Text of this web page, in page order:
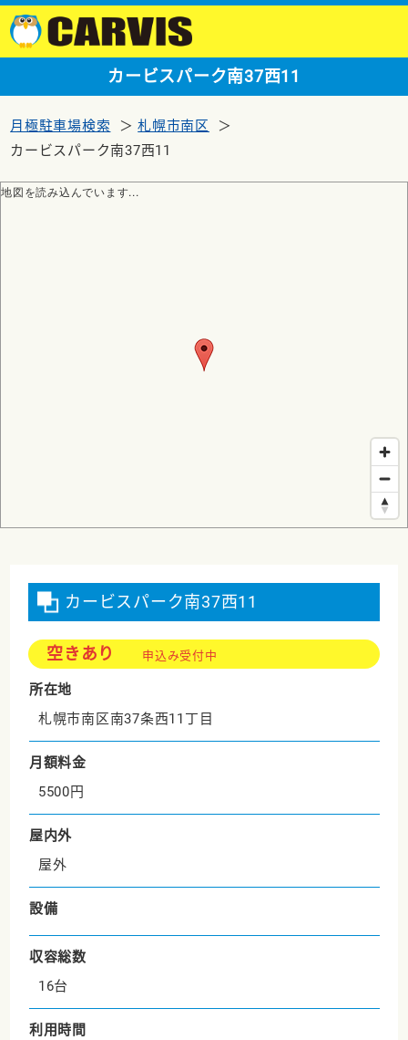
カービスパーク南37西11
月極駐車場検索
札幌市南区
カービスパーク南37西11
地図を読み込んでいます...
カービスパーク南37西11
空きあり 申込み受付中
所在地
札幌市南区南37条西11丁目
月額料金
5500円
屋内外
屋外
設備
収容総数
16台
利用時間